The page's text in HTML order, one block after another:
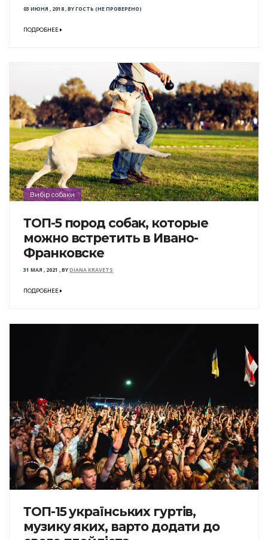
03 ИЮНЯ , 2018,BYГОСТЬ (НЕ ПРОВЕРЕНО)
ПОДРОБНЕЕ
Вибір собаки
ТОП-5 пород собак, которые
можно встретить в Ивано-
Франковске
31 МАЯ , 2021 ,BYDIANA KRAVETS
ПОДРОБНЕЕ
ТОП-15 українських гуртів,
музику яких, варто додати до